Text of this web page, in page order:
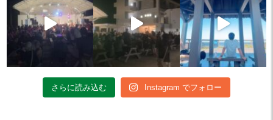
さらに読み込む Instagram でフォロー